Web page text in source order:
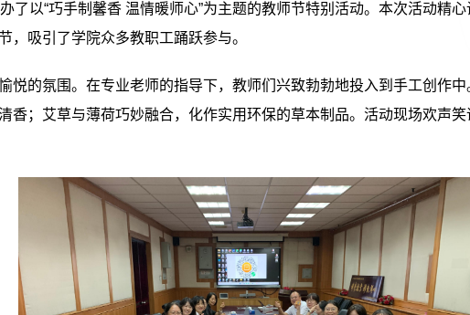
了以“巧手制馨香 温情暖师心”为主题的教师节特别活动。本次活动精
，吸引了学院众多教职工踊跃参与。
悦的氛围。在专业老师的指导下，教师们兴致勃勃地投入到手工创作
香；艾草与薄荷巧妙融合，化作实用环保的草本制品。活动现场欢声